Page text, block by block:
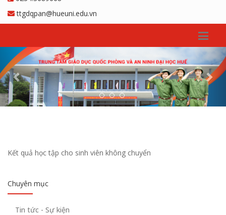
ttgdqpan@hueuni.edu.vn
Previous
Kết quả học tập cho sinh viên không chuyển
Chuyên mục
Tin tức - Sự kiện